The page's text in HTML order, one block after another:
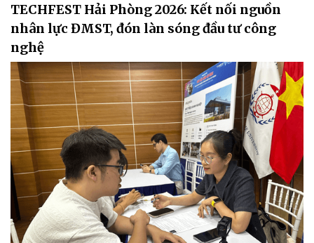
TECHFEST Hải Phòng 2026: Kết nối nguồn
nhân lực ĐMST, đón làn sóng đầu tư công
nghệ